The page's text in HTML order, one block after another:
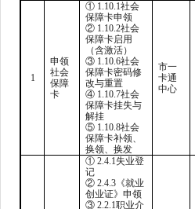
1
申领
社会
保障
卡
① 1.10.1社会
保障卡申领
② 1.10.2社会
保障卡启用
（含激活）
③ 1.10.6社会
保障卡密码修
改与重置
④ 1.10.7社会
保障卡挂失与
解挂
⑤ 1.10.8社会
保障卡补领、
换领、换发
市一
卡通
中心
① 2.4.1失业登
记
② 2.4.3《就业
创业证》申领
③ 2.2.1职业介